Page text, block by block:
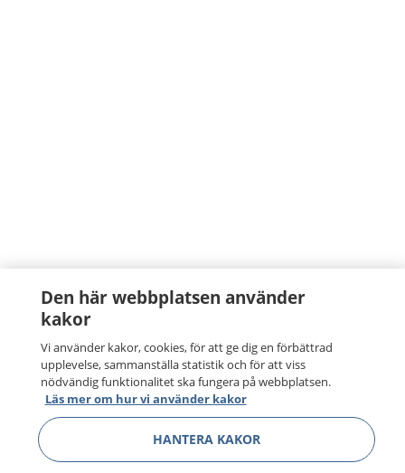
Den här webbplatsen använder
kakor
Vi använder kakor, cookies, för att ge dig en förbättrad
upplevelse, sammanställa statistik och för att viss
nödvändig funktionalitet ska fungera på webbplatsen.
Läs mer om hur vi använder kakor
HANTERA KAKOR